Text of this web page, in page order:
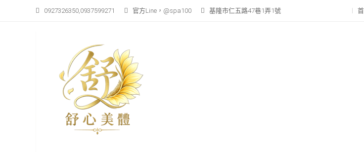
0927326350,0937599271 官方Line，@spa100 基隆市仁五路47巷1弄1號